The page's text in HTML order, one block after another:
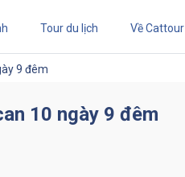
Tour du lịch Về Cattour
9 đêm
10 ngày 9 đêm